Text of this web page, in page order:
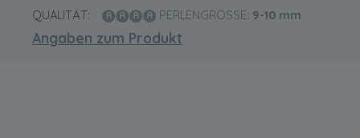
QUALITÄT: PERLENGRÖSSE: 9-10 mm
Angaben zum Produkt